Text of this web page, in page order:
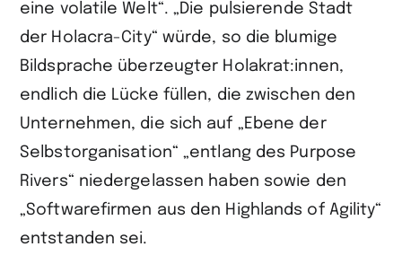
eine volatile Welt“. „Die pulsierende Stadt
der Holacra-City“ würde, so die blumige
Bildsprache überzeugter Holakrat:innen,
endlich die Lücke füllen, die zwischen den
Unternehmen, die sich auf „Ebene der
Selbstorganisation“ „entlang des Purpose
Rivers“ niedergelassen haben sowie den
„Softwarefirmen aus den Highlands of Agility“
entstanden sei.